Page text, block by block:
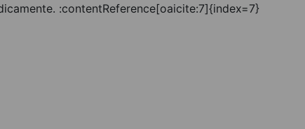
:contentReference[oaicite:7]{index=7}